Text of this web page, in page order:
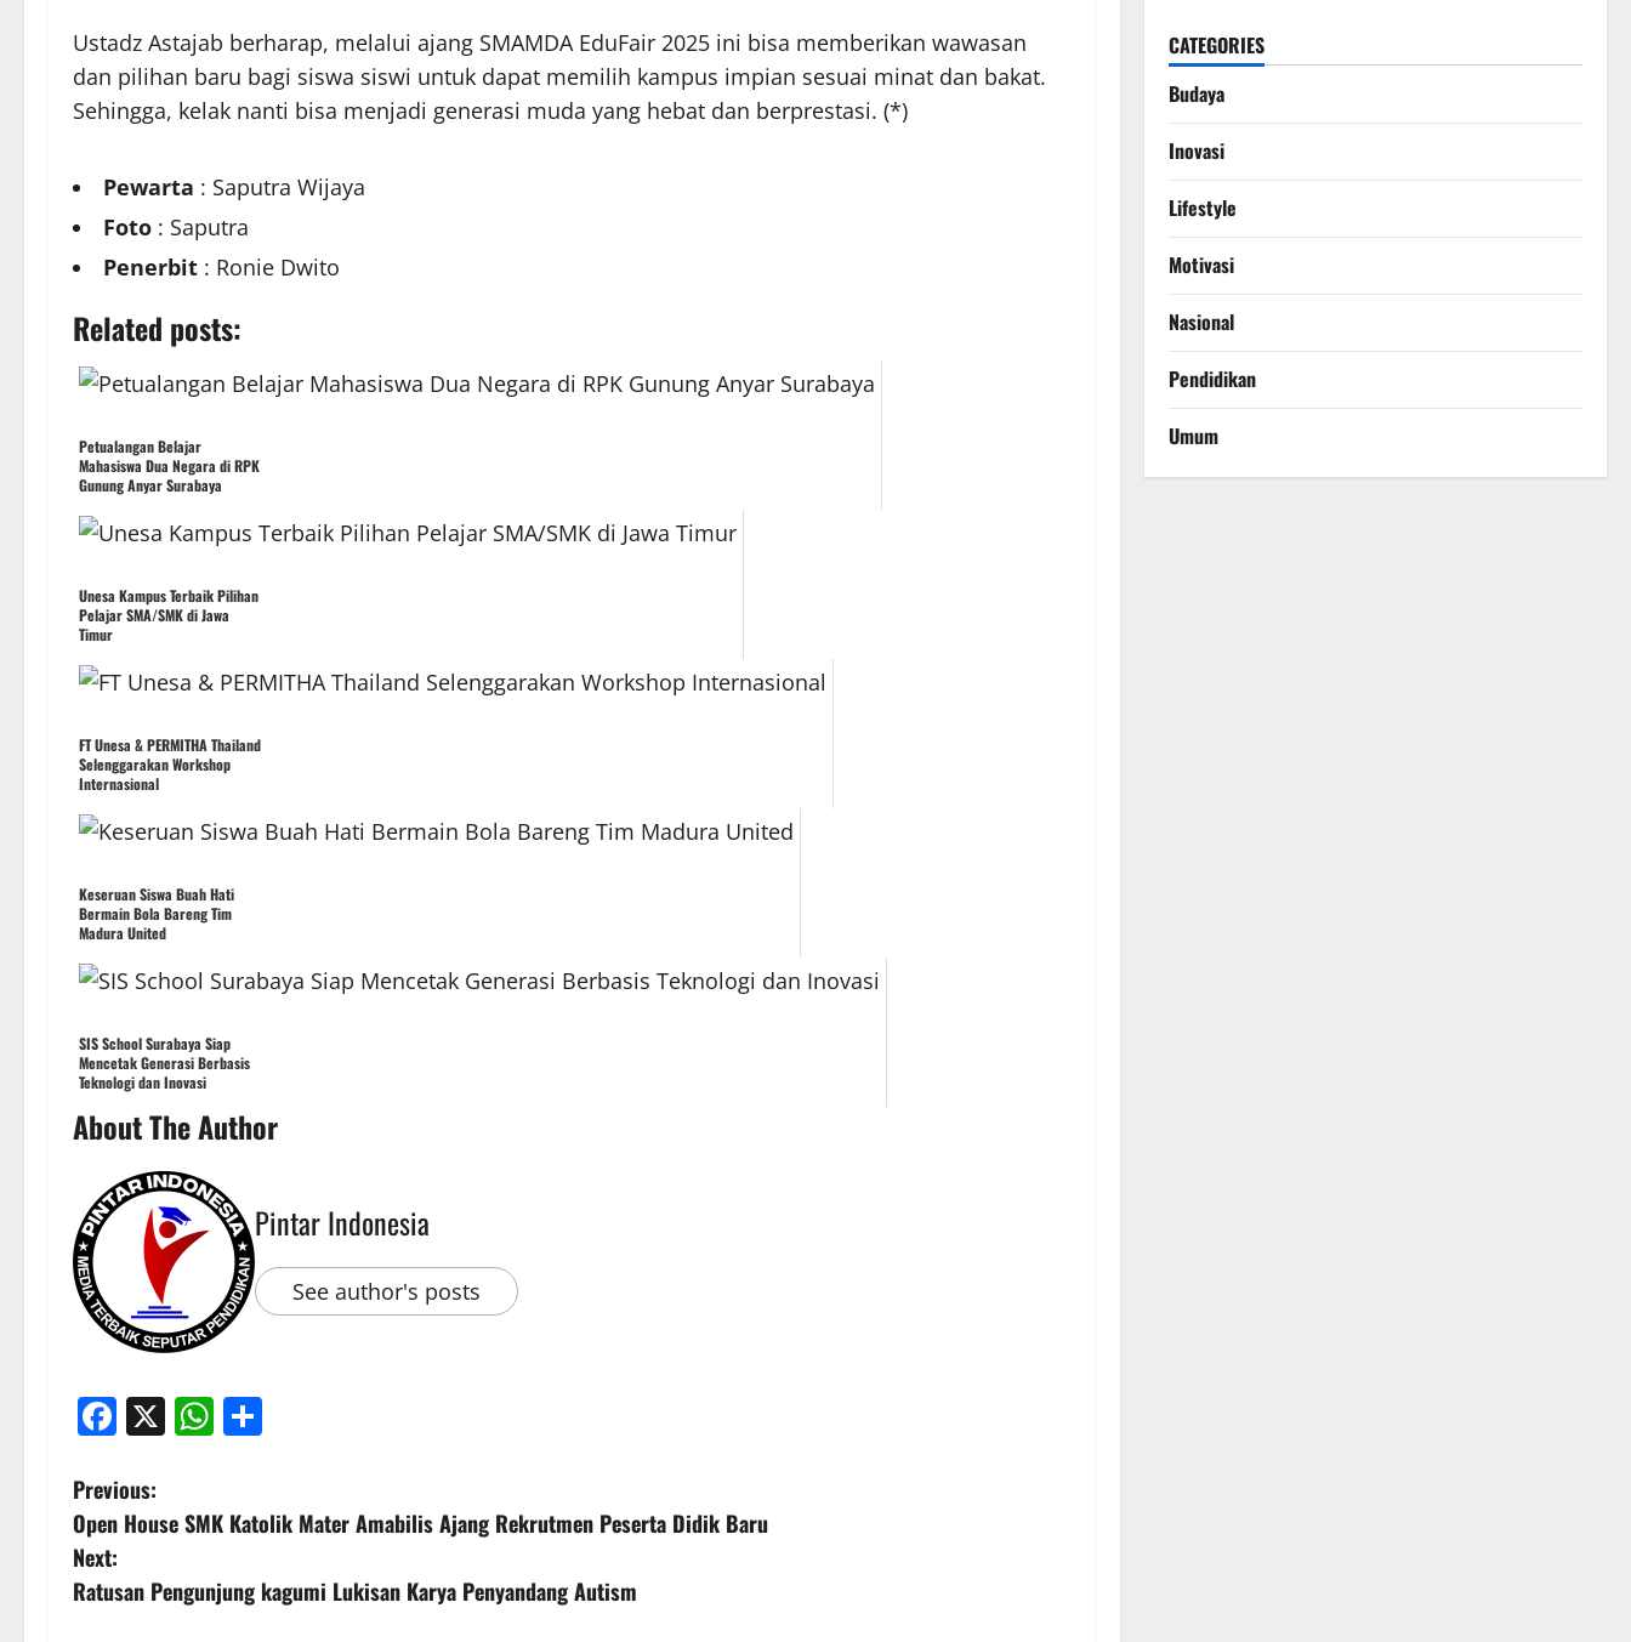
Ustadz Astajab berharap, melalui ajang SMAMDA EduFair 2025 ini bisa memberikan wawasan
dan pilihan baru bagi siswa siswi untuk dapat memilih kampus impian sesuai minat dan bakat.
Sehingga, kelak nanti bisa menjadi generasi muda yang hebat dan berprestasi. (*)
Pewarta : Saputra Wijaya
Foto : Saputra
Penerbit : Ronie Dwito
Related posts:
Petualangan Belajar
Mahasiswa Dua Negara di RPK
Gunung Anyar Surabaya
Unesa Kampus Terbaik Pilihan
Pelajar SMA/SMK di Jawa
Timur
FT Unesa & PERMITHA Thailand
Selenggarakan Workshop
Internasional
Keseruan Siswa Buah Hati
Bermain Bola Bareng Tim
Madura United
SIS School Surabaya Siap
Mencetak Generasi Berbasis
Teknologi dan Inovasi
About The Author
Pintar Indonesia
See author's posts
Facebook
X WhatsApp
P
o
s
Previous:
Open House SMK Katolik Mater Amabilis Ajang Rekrutmen Peserta Didik Baru
Next:
Ratusan Pengunjung kagumi Lukisan Karya Penyandang Autism
CATEGORIES
Budaya
Inovasi
Lifestyle
Motivasi
Nasional
Pendidikan
Umum